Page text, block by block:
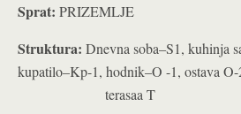
Sprat: PRIZEMLJE
Struktura: Dnevna soba–S1, kuhinja
kupatilo–Kp-1, hodnik–O -1, ostava
terasaa T